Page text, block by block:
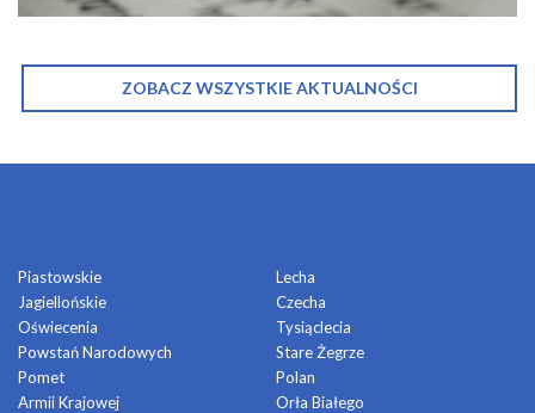
ZOBACZ WSZYSTKIE AKTUALNOŚCI
Piastowskie
Jagiellońskie
Oświecenia
Powstań Narodowych
Pomet
Armii Krajowej
Lecha
Czecha
Tysiąclecia
Stare Żegrze
Polan
Orła Białego